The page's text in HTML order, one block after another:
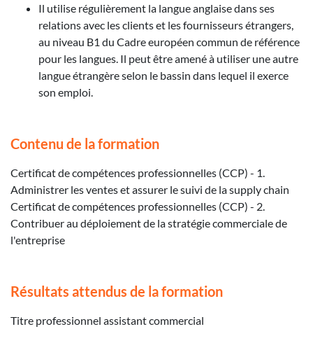
Il utilise régulièrement la langue anglaise dans ses
relations avec les clients et les fournisseurs étrangers,
au niveau B1 du Cadre européen commun de référence
pour les langues. Il peut être amené à utiliser une autre
langue étrangère selon le bassin dans lequel il exerce
son emploi.
Contenu de la formation
Certificat de compétences professionnelles (CCP) - 1.
Administrer les ventes et assurer le suivi de la supply chain
Certificat de compétences professionnelles (CCP) - 2.
Contribuer au déploiement de la stratégie commerciale de
l'entreprise
Résultats attendus de la formation
Titre professionnel assistant commercial